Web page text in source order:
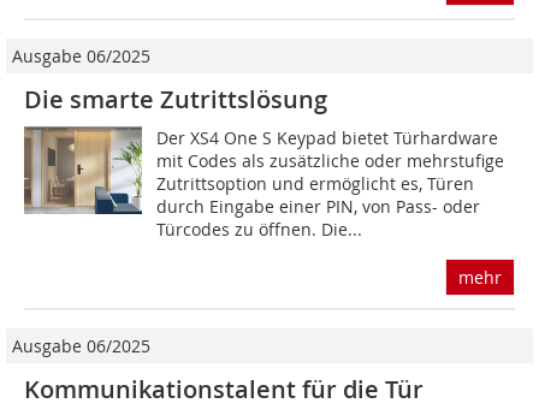
Ausgabe 06/2025
Die smarte Zutrittslösung
Der XS4 One S Keypad bietet Türhardware
mit Codes als zusätzliche oder mehrstufige
Zutrittsoption und ermöglicht es, Türen
durch Eingabe einer PIN, von Pass- oder
Türcodes zu öffnen. Die...
mehr
Ausgabe 06/2025
Kommunikationstalent für die Tür